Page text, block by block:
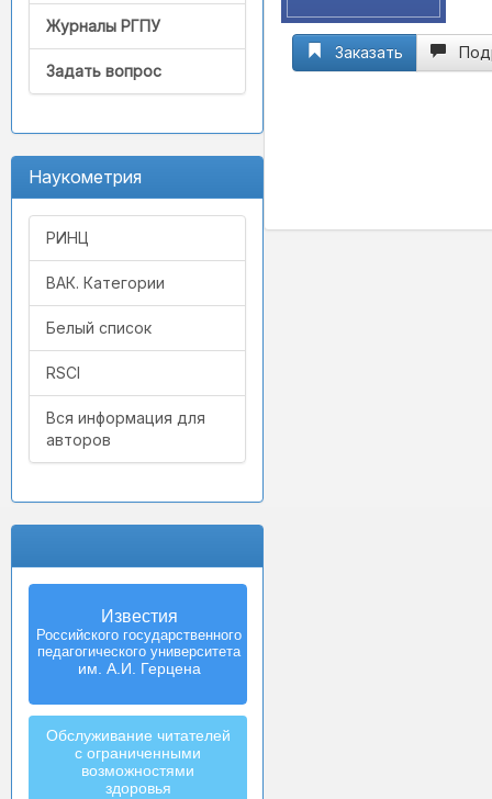
Журналы РГПУ
Задать вопрос
Наукометрия
РИНЦ
ВАК. Категории
Белый список
RSCI
Вся информация для
авторов
Известия
Российского государственного
педагогического университета
им. А.И. Герцена
Обслуживание читателей
с ограниченными
возможностями
здоровья
Заказать